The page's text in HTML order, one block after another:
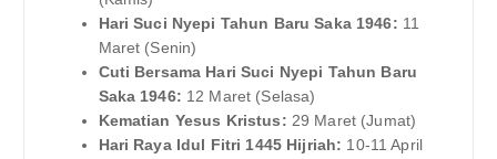
Hari Suci Nyepi Tahun Baru Saka 1946: 11
Maret (Senin)
Cuti Bersama Hari Suci Nyepi Tahun Baru
Saka 1946: 12 Maret (Selasa)
Kematian Yesus Kristus: 29 Maret (Jumat)
Hari Raya Idul Fitri 1445 Hijriah: 10-11 April